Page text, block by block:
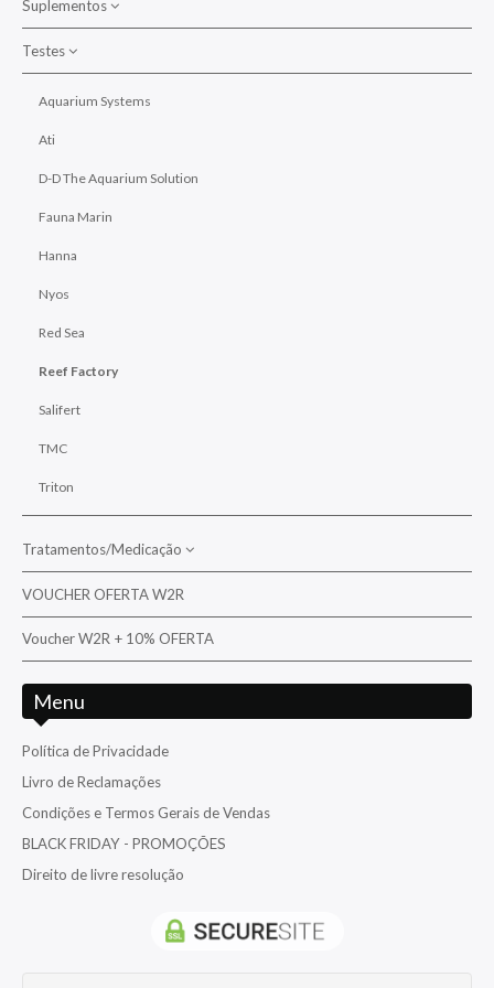
Cirurgiões/Tangs
Diversos
Donzelas/Cardinais
Falcão
Folha/Filefish
Gobies / Blennies / Dottyback / Basslets / Opistognathidae
Moreias
Palhaços
Papagaios - Papagaios anões
Pipefish /Cavalos Marinhos
Triggers
Venenosos
Wrasses
Suplementos
Bactérias
Suplementos para corais
Suplementos para peixes
Testes
Aquarium Systems
Ati
D-D The Aquarium Solution
Fauna Marin
Hanna
Nyos
Red Sea
Reef Factory
Salifert
TMC
Triton
Tratamentos/Medicação
Tratamento/Medicação da água/Pragas
Tratamento/Medicação para peixes e corais
VOUCHER OFERTA W2R
Voucher W2R + 10% OFERTA
Menu
Política de Privacidade
Livro de Reclamações
Condições e Termos Gerais de Vendas
BLACK FRIDAY - PROMOÇÕES
Direito de livre resolução